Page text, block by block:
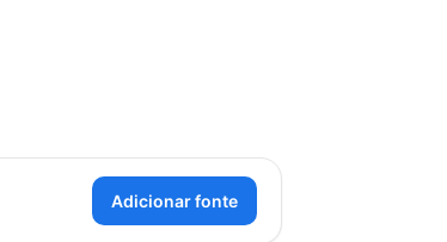
Adicionar fonte